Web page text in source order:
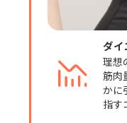
ダイ
理想
筋肉
かに
指す